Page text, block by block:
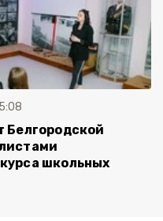
Белгородской
школьных